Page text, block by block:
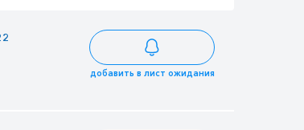
152 496
добавить в лист ожидания